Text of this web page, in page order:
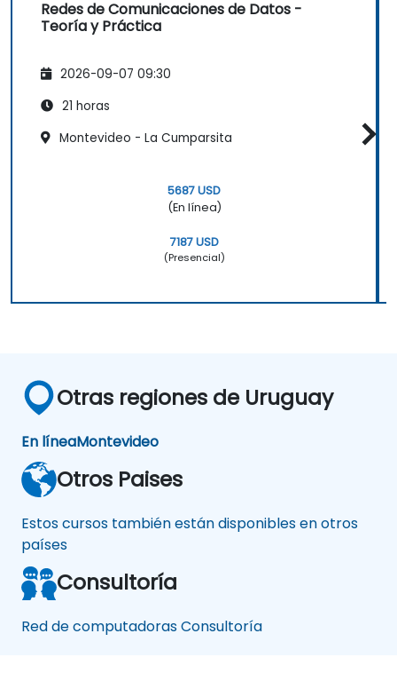
Redes de Comunicaciones de Datos -
Teoría y Práctica
2026-09-07 09:30
21 horas
Montevideo - La Cumparsita
5687 USD
(En línea)
7187 USD
(Presencial)
Otras regiones de Uruguay
En líneaMontevideo
Otros Paises
Estos cursos también están disponibles en otros
países
Consultoría
Red de computadoras Consultoría